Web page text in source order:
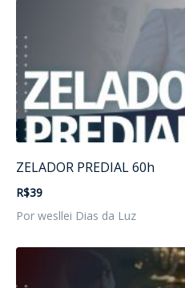
ZELADOR PREDIAL 60h
R$39
Por wesllei Dias da Luz